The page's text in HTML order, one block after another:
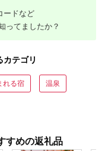
ードなど
ってましたか？
テゴリ
れる宿 温泉
すめの返礼品